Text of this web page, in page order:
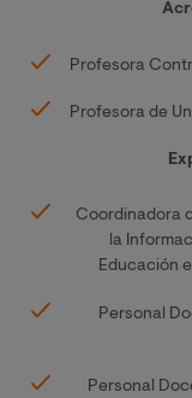
Profesora
Profesora de
Coordinadora
la
Educación
Personal
Personal